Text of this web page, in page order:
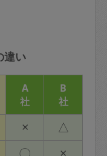
違い
A
社
B
社
× △